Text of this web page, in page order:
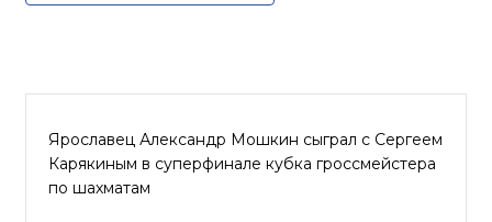
Ярославец Александр Мошкин сыграл с Сергеем
Карякиным в суперфинале кубка гроссмейстера
по шахматам